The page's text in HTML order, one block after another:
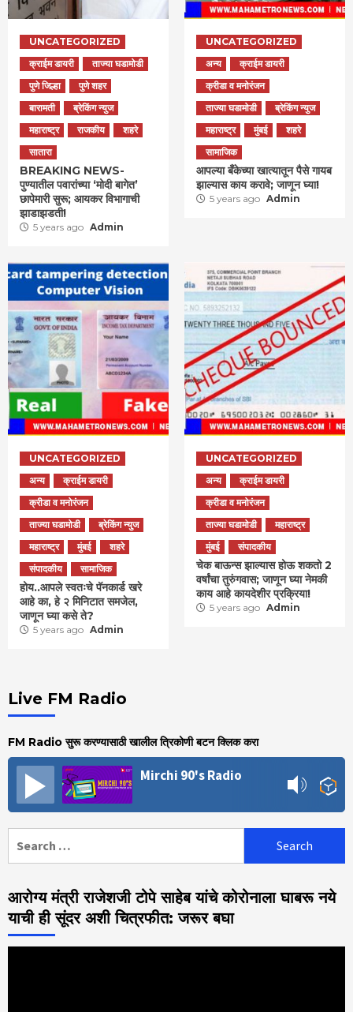
UNCATEGORIZED
क्राईम डायरी
ताज्या घडामोडी
पुणे जिल्हा
पुणे शहर
बारामती
ब्रेकिंग न्युज
महाराष्ट्र
राजकीय
शहरे
सातारा
BREAKING NEWS-
पुण्यातील पवारांच्या ‘मोदी बागेत’
छापेमारी सुरू; आयकर विभागाची
झाडाझडती!
5 years ago Admin
UNCATEGORIZED
अन्य
क्राईम डायरी
क्रीडा व मनोरंजन
ताज्या घडामोडी
ब्रेकिंग न्युज
महाराष्ट्र
मुंबई
शहरे
सामाजिक
आपल्या बँकेच्या खात्यातून पैसे गायब
झाल्यास काय करावे; जाणून घ्या!
5 years ago Admin
UNCATEGORIZED
अन्य
क्राईम डायरी
क्रीडा व मनोरंजन
ताज्या घडामोडी
ब्रेकिंग न्युज
महाराष्ट्र
मुंबई
शहरे
संपादकीय
सामाजिक
होय..आपले स्वतःचे पॅनकार्ड खरे
आहे का, हे २ मिनिटात समजेल,
जाणून घ्या कसे ते?
5 years ago Admin
UNCATEGORIZED
अन्य
क्राईम डायरी
क्रीडा व मनोरंजन
ताज्या घडामोडी
महाराष्ट्र
मुंबई
संपादकीय
चेक बाऊन्स झाल्यास होऊ शकतो 2
वर्षांचा तुरुंगवास; जाणून घ्या नेमकी
काय आहे कायदेशीर प्रक्रिया!
5 years ago Admin
Live FM Radio
FM Radio सुरू करण्यासाठी खालील त्रिकोणी बटन क्लिक करा
Mirchi 90's Radio
for:
आरोग्य मंत्री राजेशजी टोपे साहेब यांचे कोरोनाला घाबरू नये
याची ही सूंदर अशी चित्रफीत: जरूर बघा